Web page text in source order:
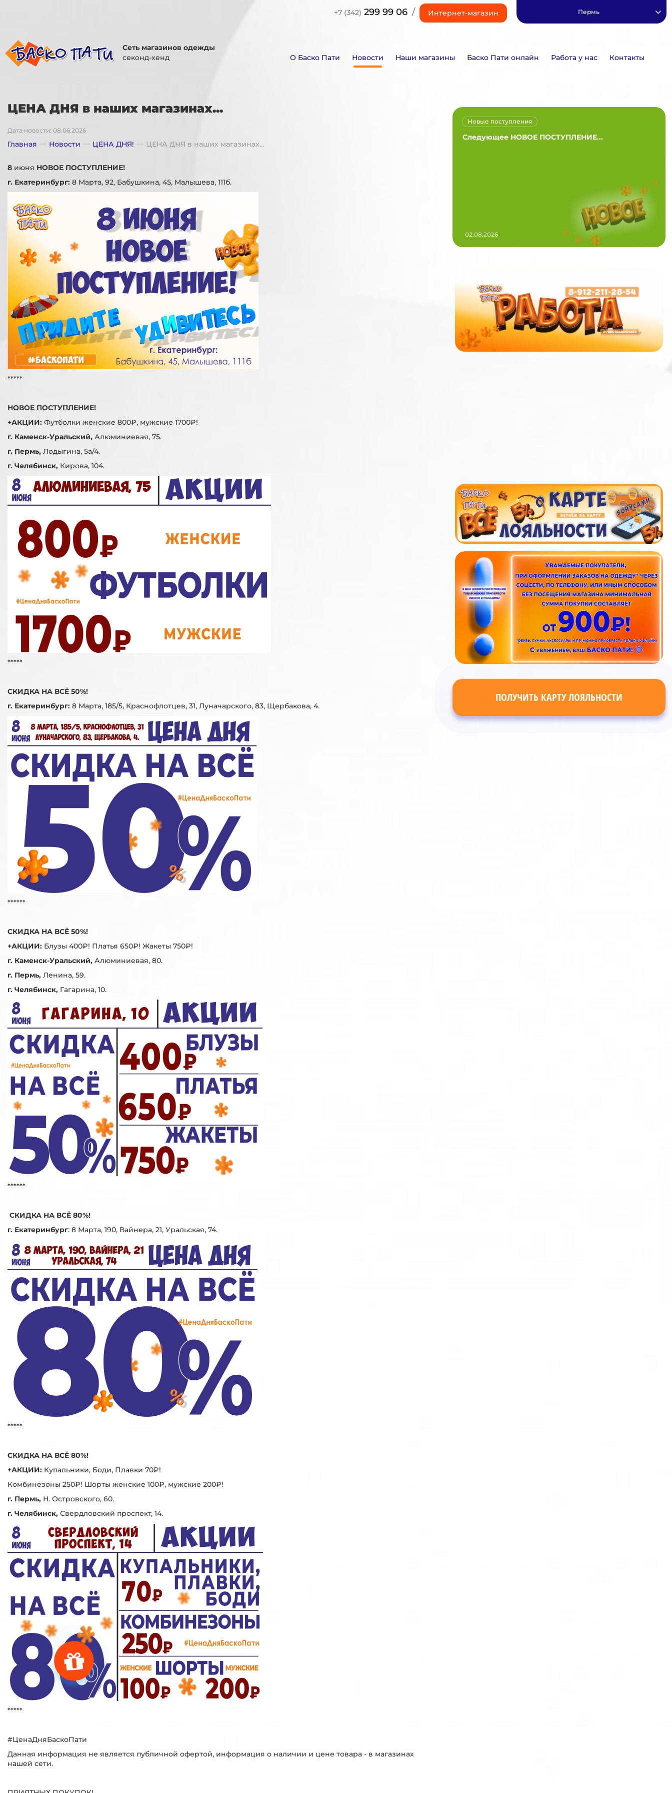
+7 (342) 299 99 06 / Интернет-магазин Пермь
Сеть магазинов одежды
секонд-хенд
О Баско Пати Новости Наши магазины Баско Пати онлайн Работа у нас Контакты
ЦЕНА ДНЯ в наших магазинах...
Дата новости: 08.06.2026
Главная Новости ЦЕНА ДНЯ! ЦЕНА ДНЯ в наших магазинах...
8 июня НОВОЕ ПОСТУПЛЕНИЕ!
г. Екатеринбург: 8 Марта, 92, Бабушкина, 45, Малышева, 111б.
*****
НОВОЕ ПОСТУПЛЕНИЕ!
+АКЦИИ: Футболки женские 800₽, мужские 1700₽!
г. Каменск-Уральский, Алюминиевая, 75.
г. Пермь, Лодыгина, 5а/4.
г. Челябинск, Кирова, 104.
*****
СКИДКА НА ВСЁ 50%!
г. Екатеринбург: 8 Марта, 185/5, Краснофлотцев, 31, Луначарского, 83, Щербакова, 4.
******
СКИДКА НА ВСЁ 50%!
+АКЦИИ: Блузы 400₽! Платья 650₽! Жакеты 750₽!
г. Каменск-Уральский, Алюминиевая, 80.
г. Пермь, Ленина, 59.
г. Челябинск, Гагарина, 10.
******
СКИДКА НА ВСЁ 80%!
г. Екатеринбург: 8 Марта, 190, Вайнера, 21, Уральская, 74.
*****
СКИДКА НА ВСЁ 80%!
+АКЦИИ: Купальники, Боди, Плавки 70₽!
Комбинезоны 250₽! Шорты женские 100₽, мужские 200₽!
г. Пермь, Н. Островского, 60.
г. Челябинск, Свердловский проспект, 14.
*****
#ЦенаДняБаскоПати
Данная информация не является публичной офертой, информация о наличии и цене товара - в магазинах
нашей сети.
Следующее НОВОЕ ПОСТУПЛЕНИЕ...
Новые поступления
02.08.2026
ПОЛУЧИТЬ КАРТУ ЛОЯЛЬНОСТИ